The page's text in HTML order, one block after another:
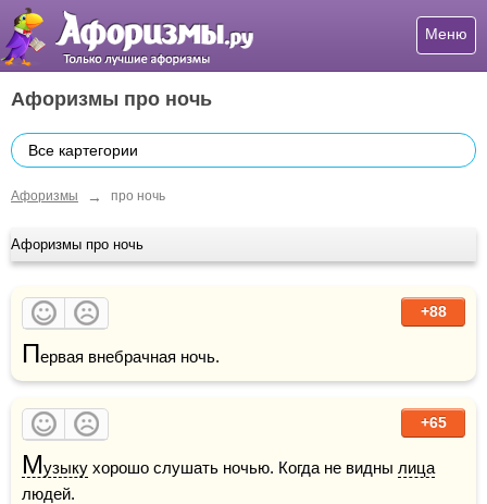
Меню
Афоризмы про ночь
Все картегории
Афоризмы → про ночь
Афоризмы про ночь
+88
Первая внебрачная ночь.
+65
Музыку хорошо слушать ночью. Когда не видны лица
людей.